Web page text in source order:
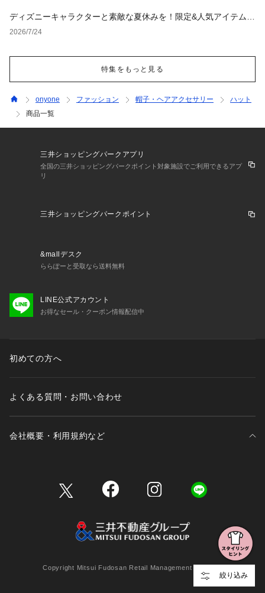
ディズニーキャラクターと素敵な夏休みを！限定&人気アイテム特
集
2026/7/24
特集をもっと見る
絞り込み
onyone ファッション 帽子・ヘアアクセサリー
ハット
商品一覧
三井ショッピングパークアプリ
全国の三井ショッピングパークポイント対象施設でご利用できるアプ
リ
三井ショッピングパークポイント
&mallデスク
ららぽーと受取なら送料無料
LINE公式アカウント
お得なセール・クーポン情報配信中
初めての方へ
よくある質問・お問い合わせ
会社概要・利用規約など
Copyright Mitsui Fudosan Retail Management Co., Ltd.